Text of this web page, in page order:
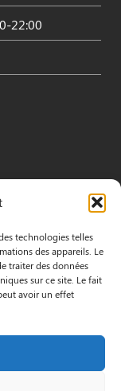
technologies telles
des appareils. Le
traiter des données
sur ce site. Le fait
avoir un effet
22:00